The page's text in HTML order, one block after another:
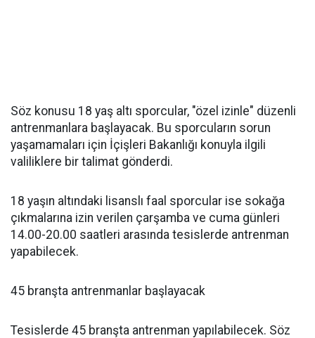
Söz konusu 18 yaş altı sporcular, "özel izinle" düzenli
antrenmanlara başlayacak. Bu sporcuların sorun
yaşamamaları için İçişleri Bakanlığı konuyla ilgili
valiliklere bir talimat gönderdi.
18 yaşın altındaki lisanslı faal sporcular ise sokağa
çıkmalarına izin verilen çarşamba ve cuma günleri
14.00-20.00 saatleri arasında tesislerde antrenman
yapabilecek.
45 branşta antrenmanlar başlayacak
Tesislerde 45 branşta antrenman yapılabilecek. Söz